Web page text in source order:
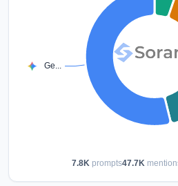
7.8Kprompts47.7K